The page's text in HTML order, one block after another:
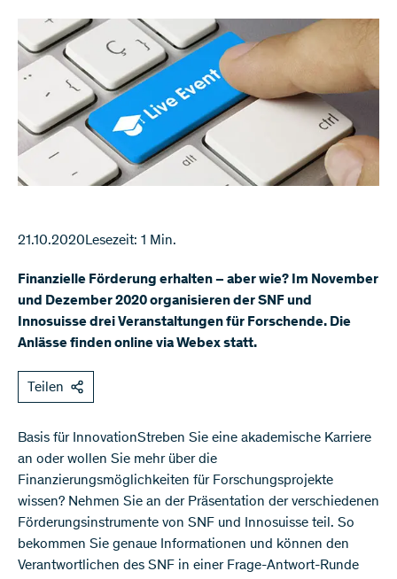
21.10.2020Lesezeit: 1 Min.
Finanzielle Förderung erhalten – aber wie? Im November
und Dezember 2020 organisieren der SNF und
Innosuisse drei Veranstaltungen für Forschende. Die
Anlässe finden online via Webex statt.
Teilen
Basis für InnovationStreben Sie eine akademische Karriere
an oder wollen Sie mehr über die
Finanzierungsmöglichkeiten für Forschungsprojekte
wissen? Nehmen Sie an der Präsentation der verschiedenen
Förderungsinstrumente von SNF und Innosuisse teil. So
bekommen Sie genaue Informationen und können den
Verantwortlichen des SNF in einer Frage-Antwort-Runde